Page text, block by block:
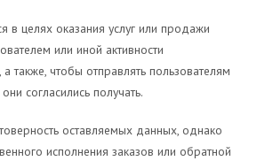
в целях оказания услуг или продажи
или иной активности
а также, чтобы отправлять пользователям
согласились получать.
оставляемых данных, однако
исполнения заказов или обратной